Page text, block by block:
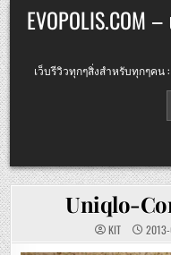
Skip
to
content
เว็บรีวิวทุกๆสิ่งสำหรับทุกๆค
Uniqlo-
KIT